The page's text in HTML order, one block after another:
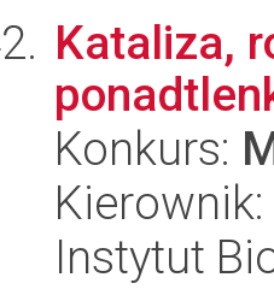
Kataliza,
Konkurs:
Instytut